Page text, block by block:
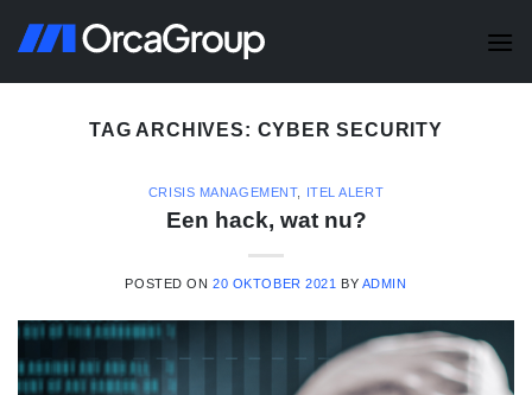
TAG ARCHIVES: CYBER SECURITY
CRISIS MANAGEMENT, ITEL ALERT
Een hack, wat nu?
POSTED ON20 OKTOBER 2021 BY ADMIN